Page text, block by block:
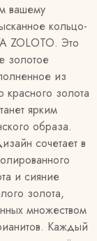
вашему
кольцо-
ZOLOTO. Это
золотое
из
красного золота
ярким
образа.
сочетает в
и сияние
золота,
множеством
Каждый